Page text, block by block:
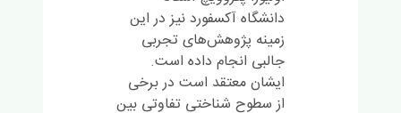
دانشگاه آکسفورد نیز در این
زمینه پژوهش‌های تجربی
جالبی انجام داده است.
ایشان معتقد است در برخی
از سطوح شناختی تفاوتی بین